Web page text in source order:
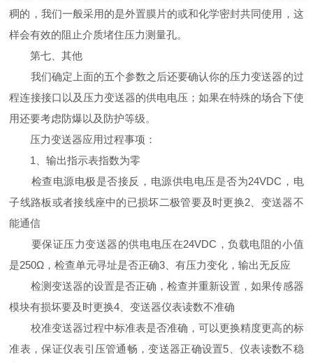
稠的，我们一般采用的是外置膜片的或和化学密封共同使用，这
样会有效的阻止介质堵住压力测量孔。
第七、其他
我们确定上面的五个参数之后还要确认你的压力变送器的过
程连接接口以及压力变送器的供电电压；如果在特殊的场合下使
用还要考虑防爆以及防护等级。
压力变送器应用过程事项：
1、输出指示表指数为零
检查电源电极是否接反，电源供电电压是否为24VDC，电
子线路板或者接线座中的已损坏二极管要及时更换2、变送器不
能通信
要保证压力变送器的供电电压在24VDC，负载电阻的小值
是250Ω，检查单元寻址是否正确3、有压力变化，输出无反应
检测变送器的设置是否正确，检查并重新设置，如果传感器
模块有损坏要及时更换4、变送器仪表读数不准确
校准变送器过程中标准表是否准确，可以更换精度更高的标
准表，保证仪表引压管通畅，变送器正确设置5、仪表读数不稳